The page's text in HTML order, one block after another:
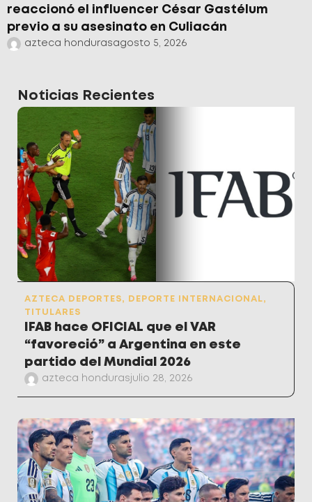
reaccionó el influencer César Gastélum
previo a su asesinato en Culiacán
azteca hondurasagosto 5, 2026
Noticias Recientes
AZTECA DEPORTES, DEPORTE INTERNACIONAL,
TITULARES
IFAB hace OFICIAL que el VAR
“favoreció” a Argentina en este
partido del Mundial 2026
azteca hondurasjulio 28, 2026